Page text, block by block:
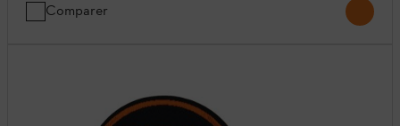
Comparer